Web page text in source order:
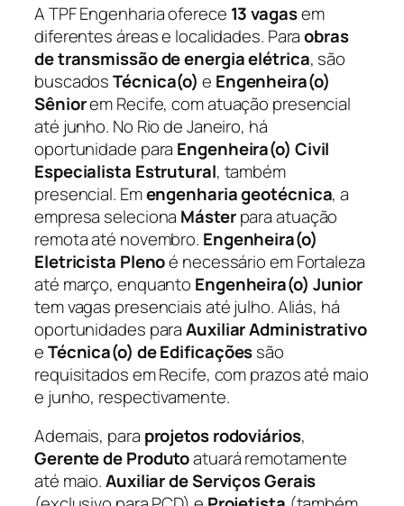
A TPF Engenharia oferece 13 vagasem
diferentes áreas e localidades. Paraobras
de transmissão de energia elétrica, são
buscadosTécnica(o) e Engenheira(o)
Sêniorem Recife, com atuação presencial
até junho. No Rio de Janeiro, há
oportunidade para Engenheira(o) Civil
Especialista Estrutural, também
presencial. Emengenharia geotécnica, a
empresa seleciona Másterpara atuação
remota até novembro. Engenheira(o)
Eletricista Plenoé necessário em Fortaleza
até março, enquanto Engenheira(o) Junior
tem vagas presenciais até julho. Aliás, há
oportunidades paraAuxiliar Administrativo
eTécnica(o) de Edificaçõessão
requisitados em Recife, com prazos até maio
e junho, respectivamente.
Ademais, para projetos rodoviários,
Gerente de Produtoatuará remotamente
até maio.Auxiliar de Serviços Gerais